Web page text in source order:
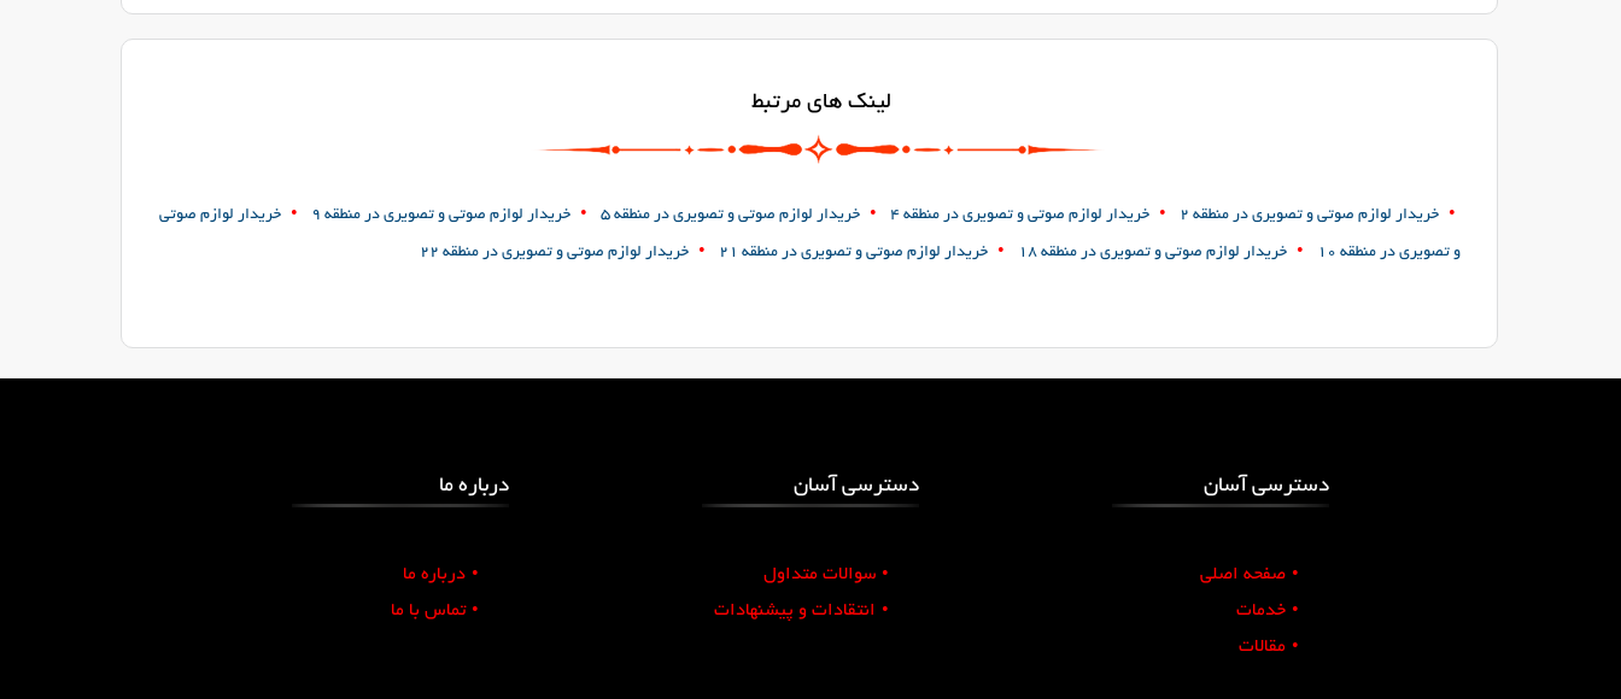
لینک های مرتبط
• خریدار لوازم صوتی و تصویری در منطقه 2 • خریدار لوازم صوتی و تصویری در منطقه 4 • خریدار لوازم صوتی و تصویری در منطقه 5 • خریدار لوازم صوتی و تصویری در منطقه 9 • خریدار لوازم صوتی
و تصویری در منطقه 10 • خریدار لوازم صوتی و تصویری در منطقه 18 • خریدار لوازم صوتی و تصویری در منطقه 21 • خریدار لوازم صوتی و تصویری در منطقه 22
دسترسی آسان
• صفحه اصلی
• خدمات
• مقالات
دسترسی آسان
• سوالات متداول
• انتقادات و پیشنهادات
درباره ما
• درباره ما
• تماس با ما